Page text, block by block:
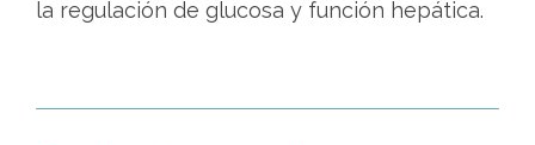
la regulación de glucosa y función hepática.